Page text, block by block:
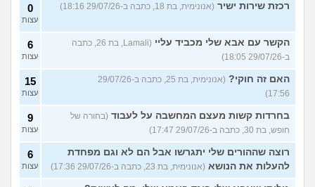
רכזת שירות ישיר (אנונימית, בת 18, כתבה ב-29/07/26 18:16) 0
עצות
הקשר עם אבא שלי מכביד עליי
(Lamali, בת 26, כתבה
ב-29/07/26 18:05)
6
עצות
האם זה חוקי?
(אנונימית, בת 25, כתבה ב-29/07/26
17:56)
15
עצות
בחרדות קשות מעצם המחשבה על לעבוד (בחורה של
חופש, בת 30, כתבה ב-29/07/26 17:47)
9
עצות
רוצה שההורים שלי יתגרשו אבל הם לא וגם מפחדת
להעלות את הנושא (אנונימית, בת 23, כתבה ב-29/07/26 17:36)
6
עצות